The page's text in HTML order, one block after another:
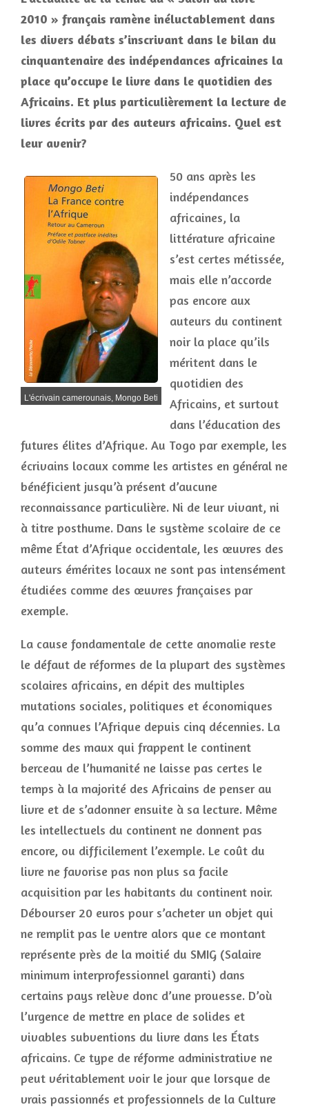
2010 » français ramène inéluctablement dans
les divers débats s’inscrivant dans le bilan du
cinquantenaire des indépendances africaines la
place qu’occupe le livre dans le quotidien des
Africains. Et plus particulièrement la lecture de
livres écrits par des auteurs africains. Quel est
leur avenir?
L'écrivain camerounais, Mongo Beti
50 ans après les
indépendances
africaines, la
littérature africaine
s’est certes métissée,
mais elle n’accorde
pas encore aux
auteurs du continent
noir la place qu’ils
méritent dans le
quotidien des
Africains, et surtout
dans l’éducation des
futures élites d’Afrique. Au Togo par exemple, les
écrivains locaux comme les artistes en général ne
bénéficient jusqu’à présent d’aucune
reconnaissance particulière. Ni de leur vivant, ni
à titre posthume. Dans le système scolaire de ce
même État d’Afrique occidentale, les œuvres des
auteurs émérites locaux ne sont pas intensément
étudiées comme des œuvres françaises par
exemple.
La cause fondamentale de cette anomalie reste
le défaut de réformes de la plupart des systèmes
scolaires africains, en dépit des multiples
mutations sociales, politiques et économiques
qu’a connues l’Afrique depuis cinq décennies. La
somme des maux qui frappent le continent
berceau de l’humanité ne laisse pas certes le
temps à la majorité des Africains de penser au
livre et de s’adonner ensuite à sa lecture. Même
les intellectuels du continent ne donnent pas
encore, ou difficilement l’exemple. Le coût du
livre ne favorise pas non plus sa facile
acquisition par les habitants du continent noir.
Débourser 20 euros pour s’acheter un objet qui
ne remplit pas le ventre alors que ce montant
représente près de la moitié du SMIG (Salaire
minimum interprofessionnel garanti) dans
certains pays relève donc d’une prouesse. D’où
l’urgence de mettre en place de solides et
vivables subventions du livre dans les États
africains. Ce type de réforme administrative ne
peut véritablement voir le jour que lorsque de
vrais passionnés et professionnels de la Culture